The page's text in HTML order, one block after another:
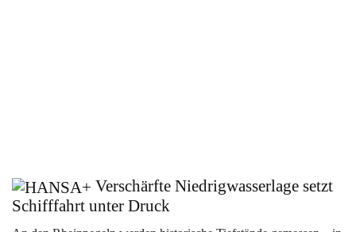
Verschärfte Niedrigwasserlage setzt
Schifffahrt unter Druck